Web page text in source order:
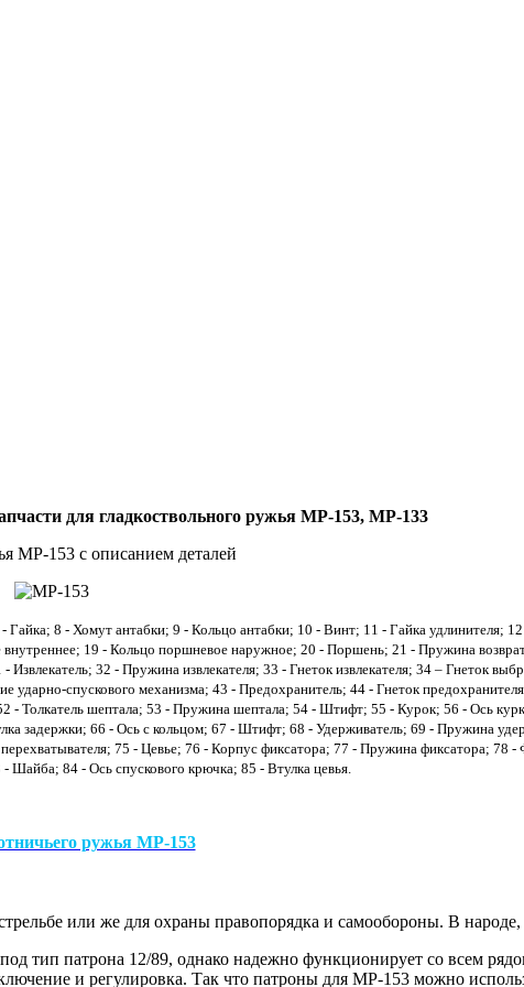
для гладкоствольного ружья МР-153, МР-133
МР-153 с описанием деталей
8 - Хомут антабки; 9 - Кольцо антабки; 10 - Винт; 11 - Гайка удлинителя;
19 - Кольцо поршневое наружное; 20 - Поршень; 21 - Пружина
32 - Пружина извлекателя; 33 - Гнеток извлекателя; 34 – Гнеток
спускового механизма; 43 - Предохранитель; 44 - Гнеток
Толкатель шептала; 53 - Пружина шептала; 54 - Штифт; 55 - Курок; 56 - Ось
задержки; 66 - Ось с кольцом; 67 - Штифт; 68 - Удерживатель; 69 - Пружина
75 - Цевье; 76 - Корпус фиксатора; 77 - Пружина фиксатора; 78
84 - Ось спускового крючка; 85 - Втулка цевья.
ружья МР-153
или же для охраны правопорядка и самообороны. В
тип патрона 12/89, однако надежно функционирует со всем
и регулировка. Так что патроны для МР-153 можно